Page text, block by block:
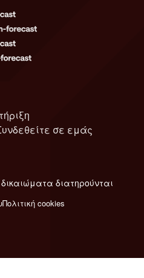
σε εμάς
διατηρούνται
Πολιτική cookies